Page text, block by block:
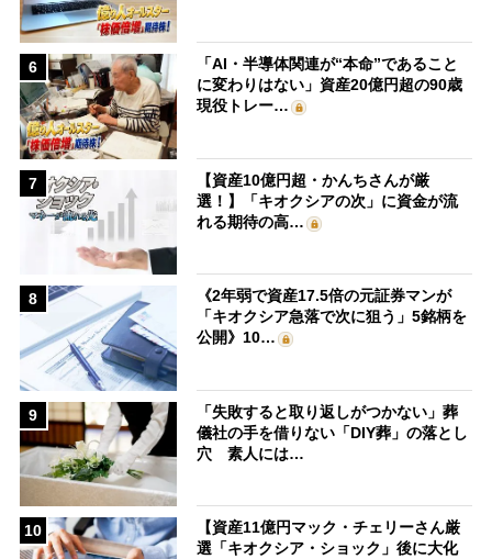
6
「AI・半導体関連が“本命”であること
に変わりはない」資産20億円超の90歳
現役トレー…
7
【資産10億円超・かんちさんが厳
選！】「キオクシアの次」に資金が流
れる期待の高…
8
《2年弱で資産17.5倍の元証券マンが
「キオクシア急落で次に狙う」5銘柄を
公開》10…
9
「失敗すると取り返しがつかない」葬
儀社の手を借りない「DIY葬」の落とし
穴 素人には…
10
【資産11億円マック・チェリーさん厳
選「キオクシア・ショック」後に大化